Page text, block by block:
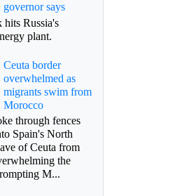
governor says
hits Russia's
plant.
Ceuta border
overwhelmed as
migrants swim from
Morocco
through fences
Spain's North
of Ceuta from
the
M...